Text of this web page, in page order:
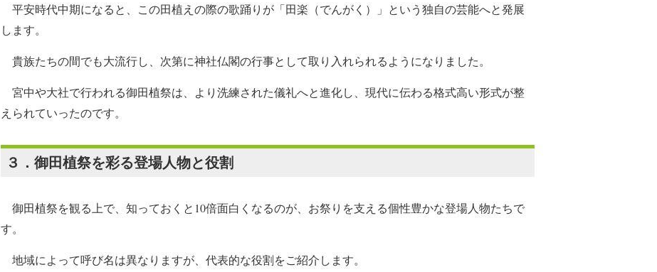
平安時代中期になると、この田植えの際の歌踊りが「田楽（でんがく）」という独自の芸能へと発展
します。
貴族たちの間でも大流行し、次第に神社仏閣の行事として取り入れられるようになりました。
宮中や大社で行われる御田植祭は、より洗練された儀礼へと進化し、現代に伝わる格式高い形式が整
えられていったのです。
３．御田植祭を彩る登場人物と役割
御田植祭を観る上で、知っておくと10倍面白くなるのが、お祭りを支える個性豊かな登場人物たちで
す。
地域によって呼び名は異なりますが、代表的な役割をご紹介します。